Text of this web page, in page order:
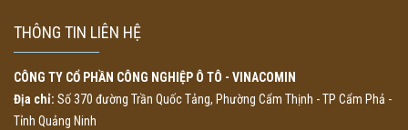
THÔNG TIN LIÊN HỆ
CÔNG TY CỔ PHẦN CÔNG NGHIỆP Ô TÔ - VINACOMIN
Địa chỉ: Số 370 đường Trần Quốc Tảng, Phường Cẩm Thịnh - TP Cẩm Phả -
Tỉnh Quảng Ninh